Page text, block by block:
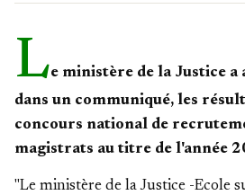
Le ministère de la Justice a
dans un communiqué, les
concours national de
magistrats au titre de l'année
"Le ministère de la Justice -Ecole